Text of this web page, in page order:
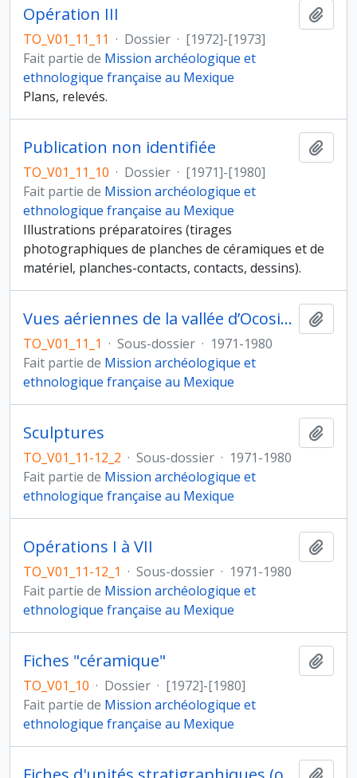
Opération III
TO_V01_11_11 · Dossier · [1972]-[1973]
Fait partie de Mission archéologique et
ethnologique française au Mexique
Plans, relevés.
Publication non identifiée
TO_V01_11_10 · Dossier · [1971]-[1980]
Fait partie de Mission archéologique et
ethnologique française au Mexique
Illustrations préparatoires (tirages
photographiques de planches de céramiques et de
matériel, planches-contacts, contacts, dessins).
Vues aériennes de la vallée d’Ocosingo
TO_V01_11_1 · Sous-dossier · 1971-1980
Fait partie de Mission archéologique et
ethnologique française au Mexique
Sculptures
TO_V01_11-12_2 · Sous-dossier · 1971-1980
Fait partie de Mission archéologique et
ethnologique française au Mexique
Opérations I à VII
TO_V01_11-12_1 · Sous-dossier · 1971-1980
Fait partie de Mission archéologique et
ethnologique française au Mexique
Fiches "céramique"
TO_V01_10 · Dossier · [1972]-[1980]
Fait partie de Mission archéologique et
ethnologique française au Mexique